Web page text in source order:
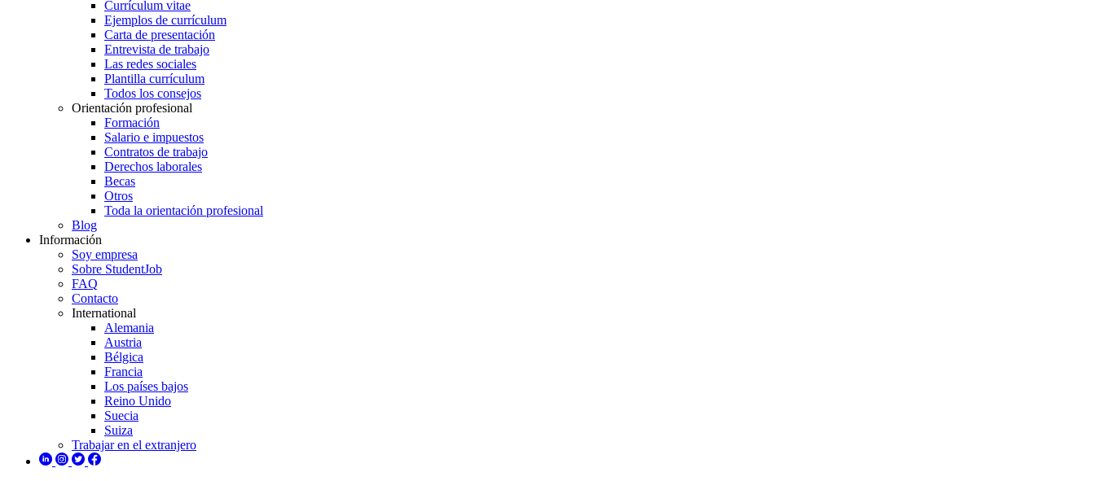
Currículum vitae
Ejemplos de currículum
Carta de presentación
Entrevista de trabajo
Las redes sociales
Plantilla currículum
Todos los consejos
Orientación profesional
Formación
Salario e impuestos
Contratos de trabajo
Derechos laborales
Becas
Otros
Toda la orientación profesional
Blog
Información
Soy empresa
Sobre StudentJob
FAQ
Contacto
International
Alemania
Austria
Bélgica
Francia
Los países bajos
Reino Unido
Suecia
Suiza
Trabajar en el extranjero